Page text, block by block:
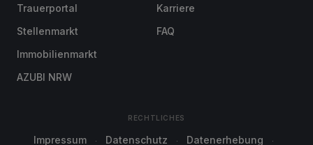
Trauerportal
Stellenmarkt
Immobilienmarkt
AZUBI NRW
Karriere
FAQ
RECHTLICHES
Impressum Datenschutz Datenerhebung